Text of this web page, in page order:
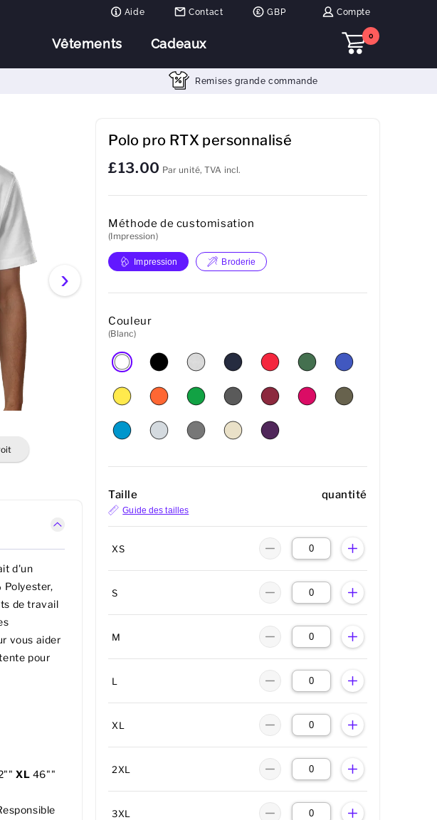
Aide Contact GBP Compte
Vêtements Cadeaux
0
Remises grande commande
›
d'un
Polyester,
de travail
vous aider
pour
XL 46""
Polo pro RTX personnalisé
£13.00 Par unité, TVA incl.
Méthode de customisation
(Impression)
Impression Broderie
Couleur
(Blanc)
Taille quantité
Guide des tailles
XS
S
M
L
XL
2XL
3XL